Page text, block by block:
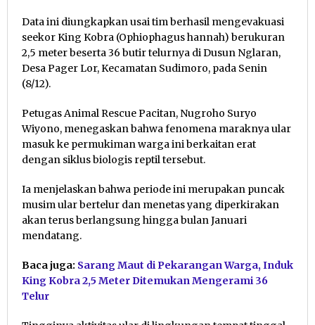
Data ini diungkapkan usai tim berhasil mengevakuasi
seekor King Kobra (Ophiophagus hannah) berukuran
2,5 meter beserta 36 butir telurnya di Dusun Nglaran,
Desa Pager Lor, Kecamatan Sudimoro, pada Senin
(8/12).
Petugas Animal Rescue Pacitan, Nugroho Suryo
Wiyono, menegaskan bahwa fenomena maraknya ular
masuk ke permukiman warga ini berkaitan erat
dengan siklus biologis reptil tersebut.
Ia menjelaskan bahwa periode ini merupakan puncak
musim ular bertelur dan menetas yang diperkirakan
akan terus berlangsung hingga bulan Januari
mendatang.
Baca juga: Sarang Maut di Pekarangan Warga, Induk
King Kobra 2,5 Meter Ditemukan Mengerami 36
Telur